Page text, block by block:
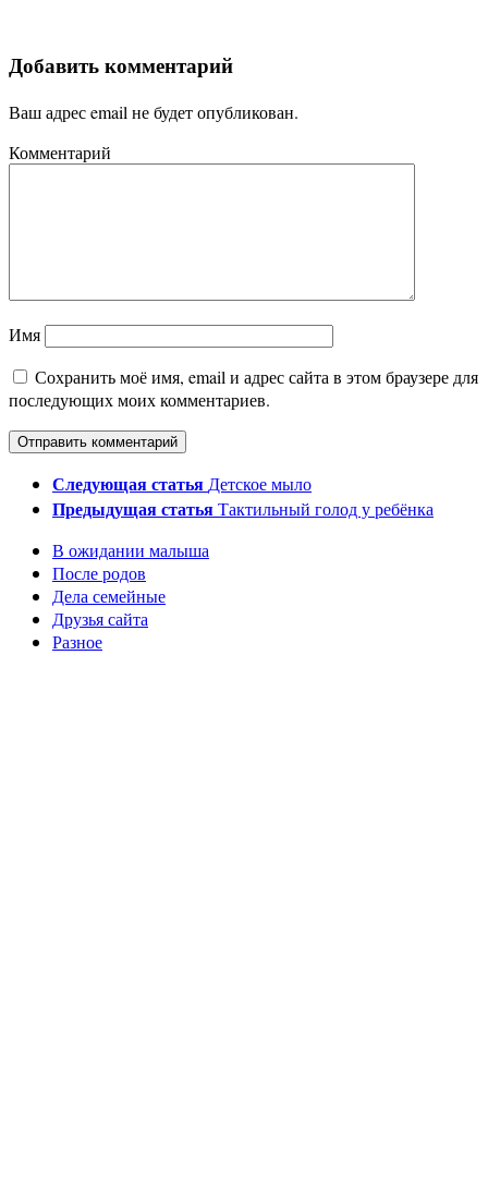
Добавить комментарий
Ваш адрес email не будет опубликован.
Комментарий
Имя
Сохранить моё имя, email и адрес сайта в этом браузере для
последующих моих комментариев.
Следующая статья Детское мыло
Предыдущая статьяТактильный голод у ребёнка
В ожидании малыша
После родов
Дела семейные
Друзья сайта
Разное